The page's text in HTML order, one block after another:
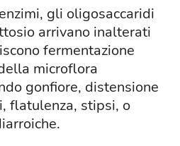
gli oligosaccaridi
arrivano inalterati
fermentazione
microflora
gonfiore, distensione
flatulenza, stipsi, o